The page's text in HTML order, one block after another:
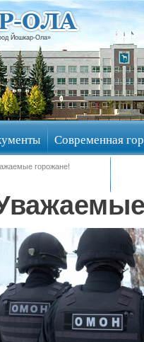
Йошкар-Ола»
Современная
обсуждения
горожане!